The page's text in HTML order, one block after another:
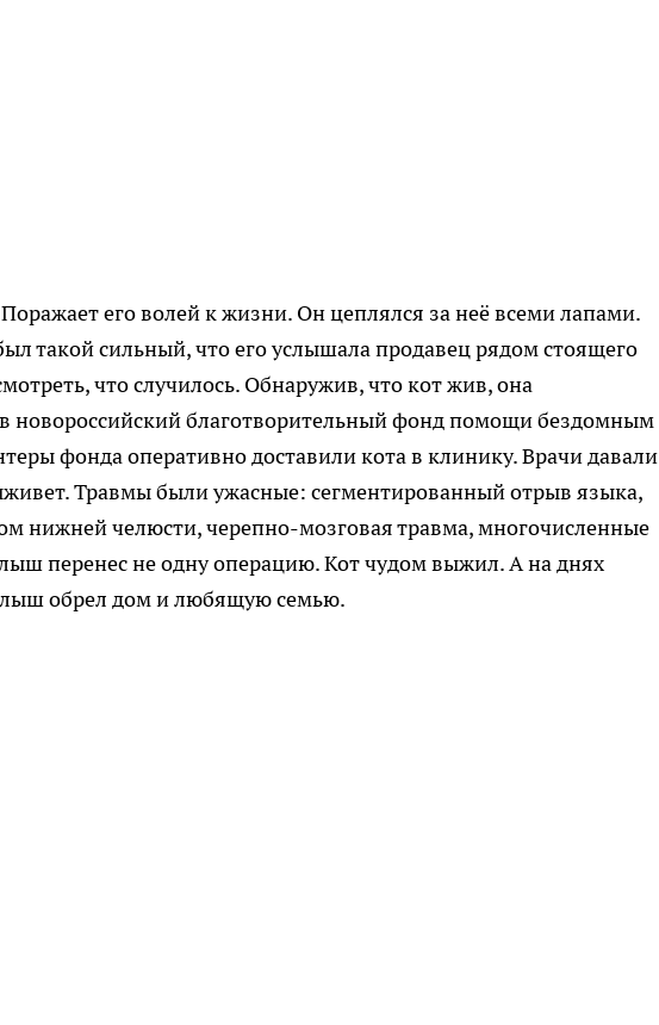
его волей к жизни. Он цеплялся за неё всеми лапами.
такой сильный, что его услышала продавец рядом стоящего
что случилось. Обнаружив, что кот жив, она
новороссийский благотворительный фонд помощи бездомным
фонда оперативно доставили кота в клинику. Врачи давали
Травмы были ужасные: сегментированный отрыв языка,
нижней челюсти, черепно-мозговая травма, многочисленные
перенес не одну операцию. Кот чудом выжил. А на днях
обрел дом и любящую семью.